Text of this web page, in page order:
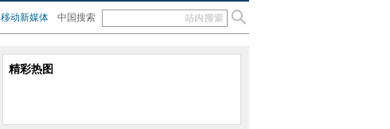
移动新媒体 中国搜索
精彩热图